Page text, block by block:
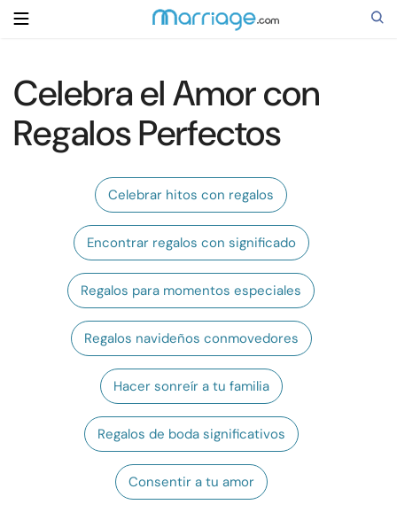
Buscar
Casarse
Relaciones
Celebra el Amor con
Regalos Perfectos
Celebrar hitos con regalos
Encontrar regalos con significado
Regalos para momentos especiales
Regalos navideños conmovedores
Hacer sonreír a tu familia
Regalos de boda significativos
Consentir a tu amor